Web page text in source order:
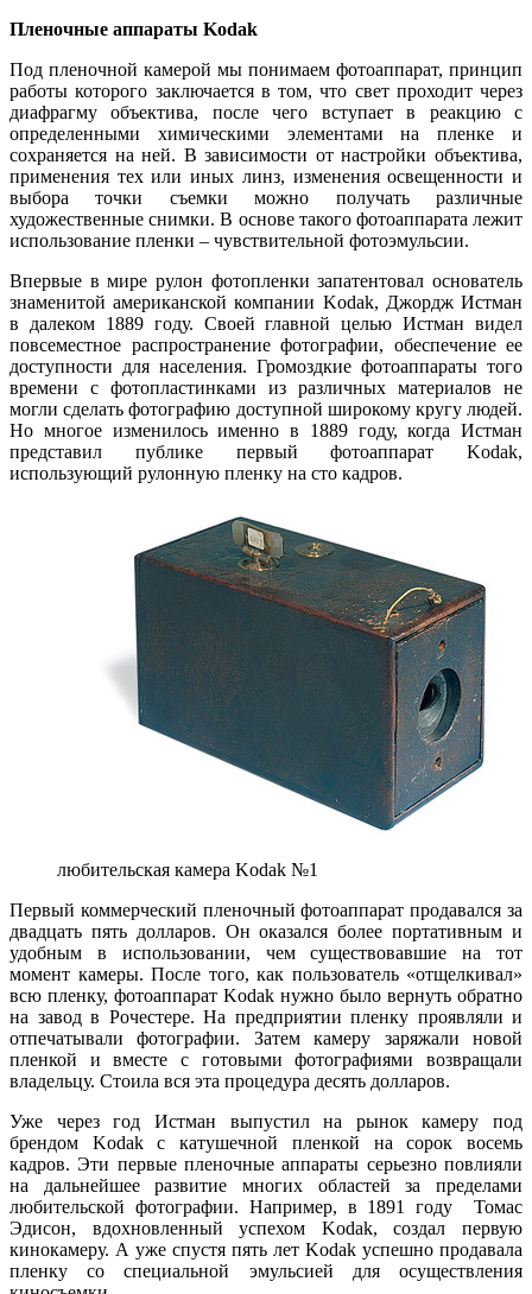
Пленочные аппараты Kodak
Под пленочной камерой мы понимаем фотоаппарат, принцип
работы которого заключается в том, что свет проходит через
диафрагму объектива, после чего вступает в реакцию с
определенными химическими элементами на пленке и
сохраняется на ней. В зависимости от настройки объектива,
применения тех или иных линз, изменения освещенности и
выбора точки съемки можно получать различные
художественные снимки. В основе такого фотоаппарата лежит
использование пленки – чувствительной фотоэмульсии.
Впервые в мире рулон фотопленки запатентовал основатель
знаменитой американской компании Kodak, Джордж Истман
в далеком 1889 году. Своей главной целью Истман видел
повсеместное распространение фотографии, обеспечение ее
доступности для населения. Громоздкие фотоаппараты того
времени с фотопластинками из различных материалов не
могли сделать фотографию доступной широкому кругу людей.
Но многое изменилось именно в 1889 году, когда Истман
представил публике первый фотоаппарат Kodak,
использующий рулонную пленку на сто кадров.
любительская камера Kodak №1
Первый коммерческий пленочный фотоаппарат продавался за
двадцать пять долларов. Он оказался более портативным и
удобным в использовании, чем существовавшие на тот
момент камеры. После того, как пользователь «отщелкивал»
всю пленку, фотоаппарат Kodak нужно было вернуть обратно
на завод в Рочестере. На предприятии пленку проявляли и
отпечатывали фотографии. Затем камеру заряжали новой
пленкой и вместе с готовыми фотографиями возвращали
владельцу. Стоила вся эта процедура десять долларов.
Уже через год Истман выпустил на рынок камеру под
брендом Kodak с катушечной пленкой на сорок восемь
кадров. Эти первые пленочные аппараты серьезно повлияли
на дальнейшее развитие многих областей за пределами
любительской фотографии. Например, в 1891 году Томас
Эдисон, вдохновленный успехом Kodak, создал первую
кинокамеру. А уже спустя пять лет Kodak успешно продавала
пленку со специальной эмульсией для осуществления